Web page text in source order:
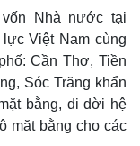
Nhà nước tại
Việt Nam cùng
Cần Thơ, Tiền
Sóc Trăng khẩn
bằng, di dời hệ
mặt bằng cho các